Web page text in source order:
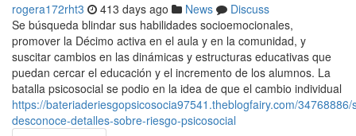
rogera172rht3 413 days ago News
Discuss
Se búsqueda blindar sus habilidades socioemocionales,
promover la Décimo activa en el aula y en la comunidad, y
suscitar cambios en las dinámicas y estructuras educativas que
puedan cercar el educación y el incremento de los alumnos. La
batalla psicosocial se podio en la idea de que el cambio individual
https://bateriaderiesgopsicosocia97541.theblogfairy.com/34768886/
desconoce-detalles-sobre-riesgo-psicosocial